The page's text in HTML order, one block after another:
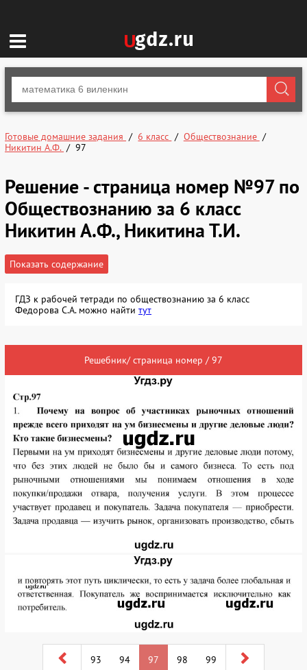
Готовые домашние задания 6 класс
Обществознание
Никитин А.Ф.
97
Решение - страница номер №97 по
Обществознанию за 6 класс
Никитин А.Ф., Никитина Т.И.
Показать содержание
ГДЗ к рабочей тетради по обществознанию за 6 класс
Федорова С.А. можно найти тут
Решебник/ страница номер / 97
93 94 97 98 99